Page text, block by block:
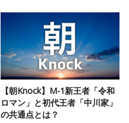
【朝Knock】M-1新王者「令和
ロマン」と初代王者「中川家」
の共通点とは？